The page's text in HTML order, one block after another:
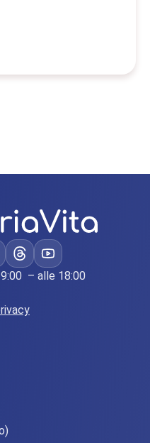
9:00 – alle 18:00